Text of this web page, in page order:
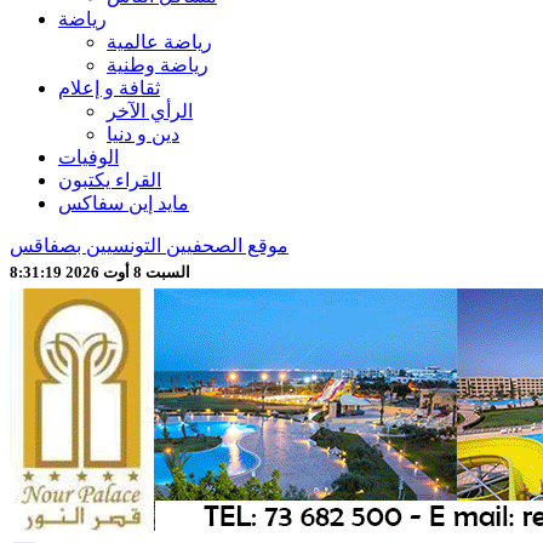
رياضة
رياضة عالمية
رياضة وطنية
ثقافة و إعلام
الرأي الآخر
دين و دنيا
الوفيات
القراء يكتبون
مايد إين سفاكس
موقع الصحفيين التونسيين بصفاقس
السبت 8 أوت 2026 8:31:21